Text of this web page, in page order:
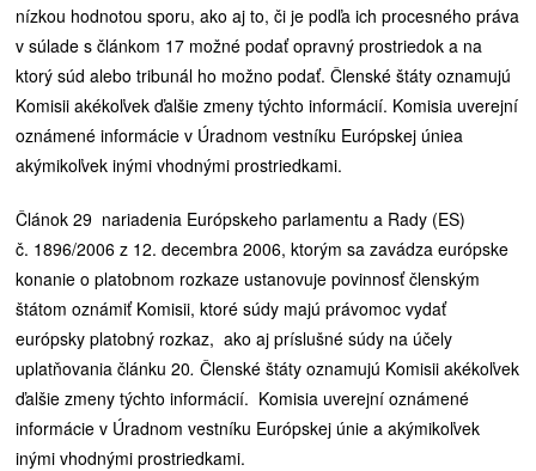
nízkou hodnotou sporu, ako aj to, či je podľa ich procesného práva
v súlade s článkom 17 možné podať opravný prostriedok a na
ktorý súd alebo tribunál ho možno podať. Členské štáty oznamujú
Komisii akékoľvek ďalšie zmeny týchto informácií. Komisia uverejní
oznámené informácie v Úradnom vestníku Európskej úniea
akýmikoľvek inými vhodnými prostriedkami.
Článok 29 nariadenia Európskeho parlamentu a Rady (ES)
č. 1896/2006 z 12. decembra 2006, ktorým sa zavádza európske
konanie o platobnom rozkaze ustanovuje povinnosť členským
štátom oznámiť Komisii, ktoré súdy majú právomoc vydať
európsky platobný rozkaz, ako aj príslušné súdy na účely
uplatňovania článku 20.Členské štáty oznamujú Komisii akékoľvek
ďalšie zmeny týchto informácií. Komisia uverejní oznámené
informácie v Úradnom vestníku Európskej únie a akýmikoľvek
inými vhodnými prostriedkami.